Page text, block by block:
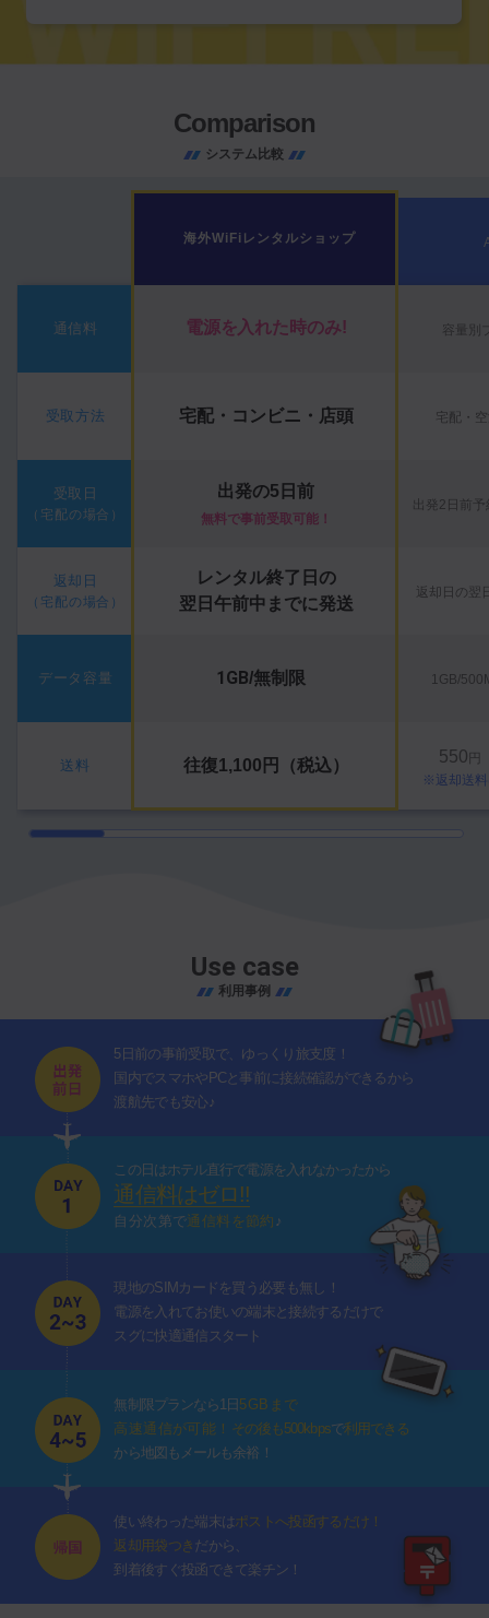
Comparison
システム比較
海外WiFiレンタルショップ
通信料 電源を入れた時のみ! 容量別
受取方法 宅配・コンビニ・店頭 宅配・
受取日
（宅配の場合）
出発の5日前
無料で事前受取可能！
出発2日前
返却日
（宅配の場合）
レンタル終了日の
翌日午前中までに発送
返却日の翌
データ容量 1GB/無制限 1GB/
送料 往復1,100円（税込） 550 円
※返却送
Use case
利用事例
5日前の事前受取で、ゆっくり旅支度！
国内でスマホやPCと事前に接続確認ができるから
渡航先でも安心♪
この日はホテル直行で電源を入れなかったから
通信料はゼロ!!
自分次第で通信料を節約 ♪
現地のSIMカードを買う必要も無し！
電源を入れてお使いの端末と接続するだけで
スグに快適通信スタート
無制限プランなら1日 5GBまで
高速通信が可能！ その後も500kbpsで利用できる
から地図もメールも余裕！
使い終わった端末はポストへ投函するだけ！
返却用袋つき だから、
到着後すぐ投函できて楽チン！